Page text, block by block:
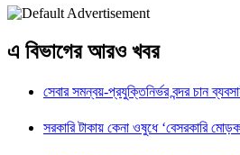
এ বিভাগের আরও খবর
সেবার সমন্বয়-প্রযুক্তিনির্ভর বন্দর চান
সরকারি টাকায় কেনা ওষুধে ‘বেসরকারি